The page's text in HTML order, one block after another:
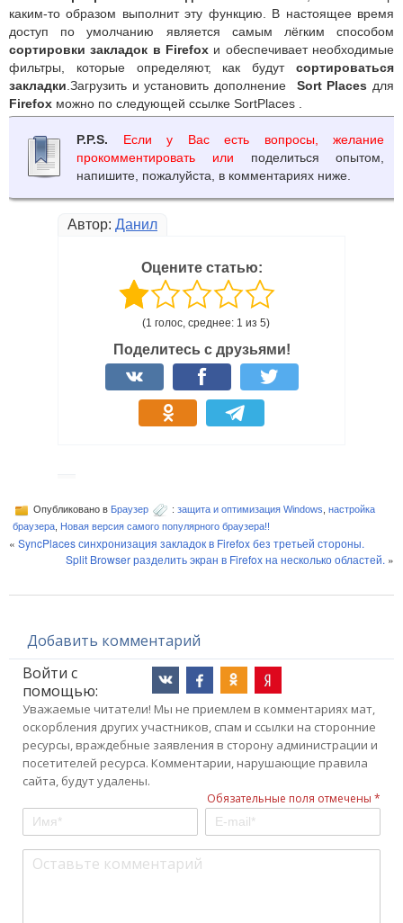
каким-то образом выполнит эту функцию. В настоящее время
доступ по умолчанию является самым лёгким способом
сортировки закладок в Firefox и обеспечивает необходимые
фильтры, которые определяют, как будут сортироваться
закладки .Загрузить и установить дополнение Sort Places для
Firefox можно по следующей ссылке SortPlaces .
P.P.S. Если у Вас есть вопросы, желание
прокомментировать или поделиться опытом,
напишите, пожалуйста, в комментариях ниже.
Автор: Данил
Оцените статью:
(1 голос, среднее: 1 из 5)
Поделитесь с друзьями!
Опубликовано в Браузер : защита и оптимизация Windows настройка
браузера Новая версия самого популярного браузера!!
« SyncPlaces синхронизация закладок в Firefox без третьей стороны.
Split Browser разделить экран в Firefox на несколько областей. »
Добавить комментарий
Войти с
помощью:
Уважаемые читатели! Мы не приемлем в комментариях мат,
оскорбления других участников, спам и ссылки на сторонние
ресурсы, враждебные заявления в сторону администрации и
посетителей ресурса. Комментарии, нарушающие правила
сайта, будут удалены.
Обязательные поля отмечены *